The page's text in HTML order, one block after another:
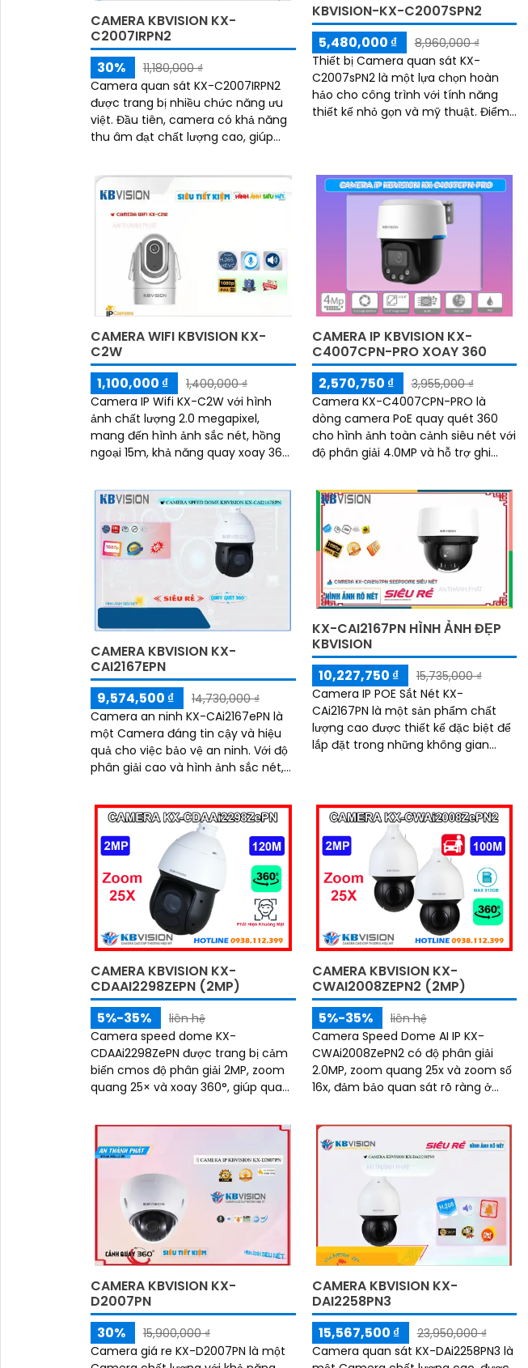
CAMERA KBVISION KX-
C2007IRPN2
30%
11,180,000 ₫
Camera quan sát KX-C2007IRPN2
được trang bị nhiều chức năng ưu
việt. Đầu tiên, camera có khả năng
thu âm đạt chất lượng cao, giúp
thanh trong khu vực giám sát
KBVISION-KX-C2007SPN2
5,480,000 ₫
8,960,000 ₫
Thiết bị Camera quan sát KX-
C2007sPN2 là một lựa chọn hoàn
hảo cho công trình với tính năng
thiết kế nhỏ gọn và mỹ thuật. Điểm
CAMERA WIFI KBVISION KX-
C2W
1,100,000 ₫
1,400,000 ₫
Camera IP Wifi KX-C2W với hình
ảnh chất lượng 2.0 megapixel,
mang đến hình ảnh sắc nét, hồng
ngoại 15m, khả năng quay xoay 360,
chuyển động. .
CAMERA IP KBVISION KX-
C4007CPN-PRO XOAY 360
2,570,750 ₫
3,955,000 ₫
Camera KX-C4007CPN-PRO là
dòng camera PoE quay quét 360
cho hình ảnh toàn cảnh siêu nét với
độ phân giải 4.0MP và hỗ trợ ghi
xa 50m
CAMERA KBVISION KX-
CAI2167EPN
9,574,500 ₫
14,730,000 ₫
Camera an ninh KX-CAi2167ePN là
một Camera đáng tin cậy và hiệu
quả cho việc bảo vệ an ninh. Với độ
phân giải cao và hình ảnh sắc nét,
chính xác
KX-CAI2167PN HÌNH ẢNH ĐẸP
KBVISION
10,227,750 ₫
15,735,000 ₫
Camera IP POE Sắt Nét KX-
CAi2167PN là một sản phẩm chất
lượng cao được thiết kế đặc biệt để
lắp đặt trong những không gian
sát
CAMERA KBVISION KX-
CDAAI2298ZEPN (2MP)
5%-35%
liên hệ
Camera speed dome KX-
CDAAi2298ZePN được trang bị cảm
biến cmos độ phân giải 2MP, zoom
quang 25× và xoay 360°, giúp quan
nghệ Starlight mang đến hình ảnh
sáng yếu, kết hợp hồng ngoại 120m
CAMERA KBVISION KX-
CWAI2008ZEPN2 (2MP)
5%-35%
liên hệ
Camera Speed Dome AI IP KX-
CWAi2008ZePN2 có độ phân giải
2.0MP, zoom quang 25x và zoom số
16x, đảm bảo quan sát rõ ràng ở
nghệ AI hiện đại, camera...
CAMERA KBVISION KX-
D2007PN
30%
15,900,000 ₫
Camera giá re KX-D2007PN là một
CAMERA KBVISION KX-
DAI2258PN3
15,567,500 ₫
23,950,000 ₫
Camera quan sát KX-DAi2258PN3 là